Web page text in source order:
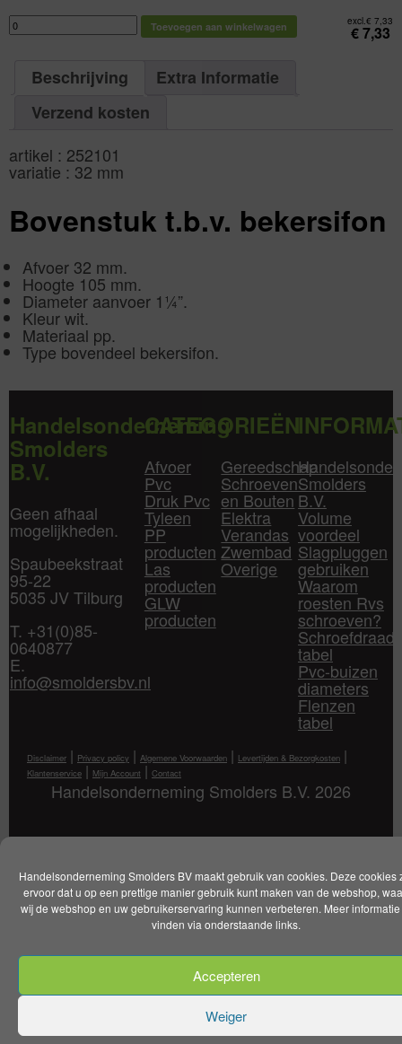
Handelsonderneming Smolders BV maakt gebruik van cookies. Deze cookies
ervoor dat u op een prettige manier gebruik kunt maken van de webshop,
wij de webshop en uw gebruikerservaring kunnen verbeteren. Meer
vinden via onderstaande links.
Accepteren
Weiger
excl.€ 7,33
€7,33
Jimten
bovenstuk
voor
aantal
Toevoegen aan winkelwagen
Beschrijving
Extra Informatie
Verzend kosten
artikel : 252101
variatie : 32 mm
Bovenstuk t.b.v. bekersifon
Afvoer 32 mm.
Hoogte 105 mm.
Diameter aanvoer 1¼”.
Kleur wit.
Materiaal pp.
Type bovendeel bekersifon.
Handelsonderneming
Smolders
B.V.
Geen afhaal
mogelijkheden.
Spaubeekstraat
95-22
5035 JV Tilburg
T. +31(0)85-
0640877
E.
info@smoldersbv.nl
CATEGORIEËN
Afvoer
Pvc
Druk Pvc
Tyleen
PP
producten
Las
producten
GLW
producten
Gereedschap
Schroeven
en Bouten
Elektra
Verandas
Zwembad
Overige
Smolders
B.V.
Volume
voordeel
Slagpluggen
gebruiken
Waarom
roesten Rvs
schroeven?
Schroefdraad
tabel
Pvc-buizen
diameters
Flenzen
tabel
Disclaimer | Privacy policy | Algemene Voorwaarden | Levertijden & Bezorgkosten |
Klantenservice | Mijn Account | Contact
Handelsonderneming Smolders B.V. 2026